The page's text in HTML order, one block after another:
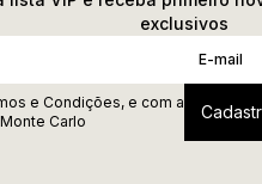
exclusivos
e Condições, e com a
Carlo